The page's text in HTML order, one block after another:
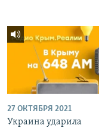
27 ОКТЯБРЯ 2021
Украина ударила